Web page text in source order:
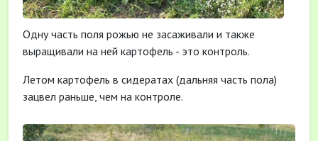
Одну часть поля рожью не засаживали и также
выращивали на ней картофель - это контроль.
Летом картофель в сидератах (дальняя часть пола)
зацвел раньше, чем на контроле.